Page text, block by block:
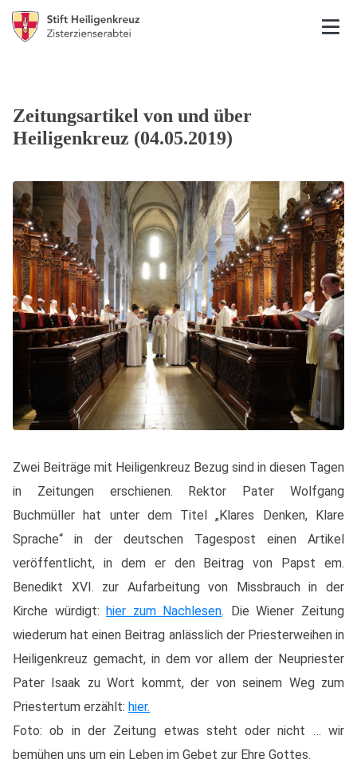
Zeitungsartikel von und über
Heiligenkreuz (04.05.2019)
Zwei Beiträge mit Heiligenkreuz Bezug sind in diesen Tagen
in Zeitungen erschienen. Rektor Pater Wolfgang
Buchmüller hat unter dem Titel „Klares Denken, Klare
Sprache“ in der deutschen Tagespost einen Artikel
veröffentlicht, in dem er den Beitrag von Papst em.
Benedikt XVI. zur Aufarbeitung von Missbrauch in der
Kirche würdigt:hier zum Nachlesen. Die Wiener Zeitung
wiederum hat einen Beitrag anlässlich der Priesterweihen in
Heiligenkreuz gemacht, in dem vor allem der Neupriester
Pater Isaak zu Wort kommt, der von seinem Weg zum
Priestertum erzählt: hier.
Foto: ob in der Zeitung etwas steht oder nicht … wir
bemühen uns um ein Leben im Gebet zur Ehre Gottes.